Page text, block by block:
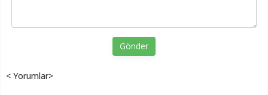
Gönder
< Yorumlar>